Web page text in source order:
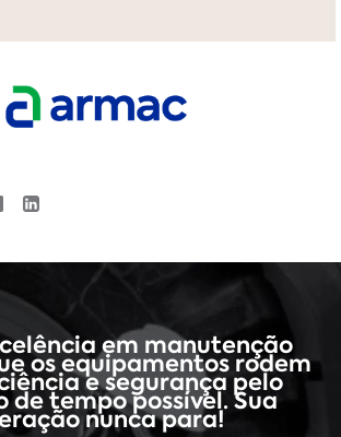
em manutenção
os equipamentos rodem
e segurança pelo
de tempo possível. Sua
nunca para!